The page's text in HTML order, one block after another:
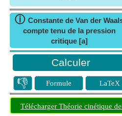
ⓘ Constante de Van der
compte tenu de la pression
critique [a]
👎 Formule LaTeX
Télécharger Théorie cinétique